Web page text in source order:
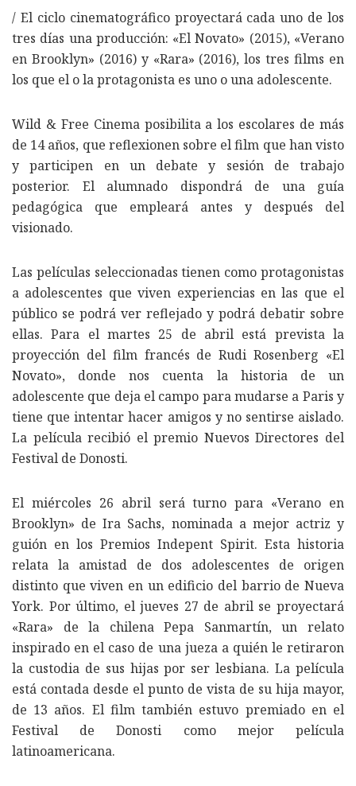
/ El ciclo cinematográfico proyectará cada uno de los
tres días una producción: «El Novato» (2015), «Verano
en Brooklyn» (2016) y «Rara» (2016), los tres films en
los que el o la protagonista es uno o una adolescente.
Wild & Free Cinema posibilita a los escolares de más
de 14 años, que reflexionen sobre el film que han visto
y participen en un debate y sesión de trabajo
posterior. El alumnado dispondrá de una guía
pedagógica que empleará antes y después del
visionado.
Las películas seleccionadas tienen como protagonistas
a adolescentes que viven experiencias en las que el
público se podrá ver reflejado y podrá debatir sobre
ellas. Para el martes 25 de abril está prevista la
proyección del film francés de Rudi Rosenberg «El
Novato», donde nos cuenta la historia de un
adolescente que deja el campo para mudarse a Paris y
tiene que intentar hacer amigos y no sentirse aislado.
La película recibió el premio Nuevos Directores del
Festival de Donosti.
El miércoles 26 abril será turno para «Verano en
Brooklyn» de Ira Sachs, nominada a mejor actriz y
guión en los Premios Indepent Spirit. Esta historia
relata la amistad de dos adolescentes de origen
distinto que viven en un edificio del barrio de Nueva
York. Por último, el jueves 27 de abril se proyectará
«Rara» de la chilena Pepa Sanmartín, un relato
inspirado en el caso de una jueza a quién le retiraron
la custodia de sus hijas por ser lesbiana. La película
está contada desde el punto de vista de su hija mayor,
de 13 años. El film también estuvo premiado en el
Festival de Donosti como mejor película
latinoamericana.